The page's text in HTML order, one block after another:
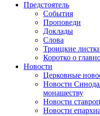
Предстоятель
События
Проповеди
Доклады
Слова
Троицкие
Коротко о
Новости
Церковные
Новости
монашеству
Новости
Новости